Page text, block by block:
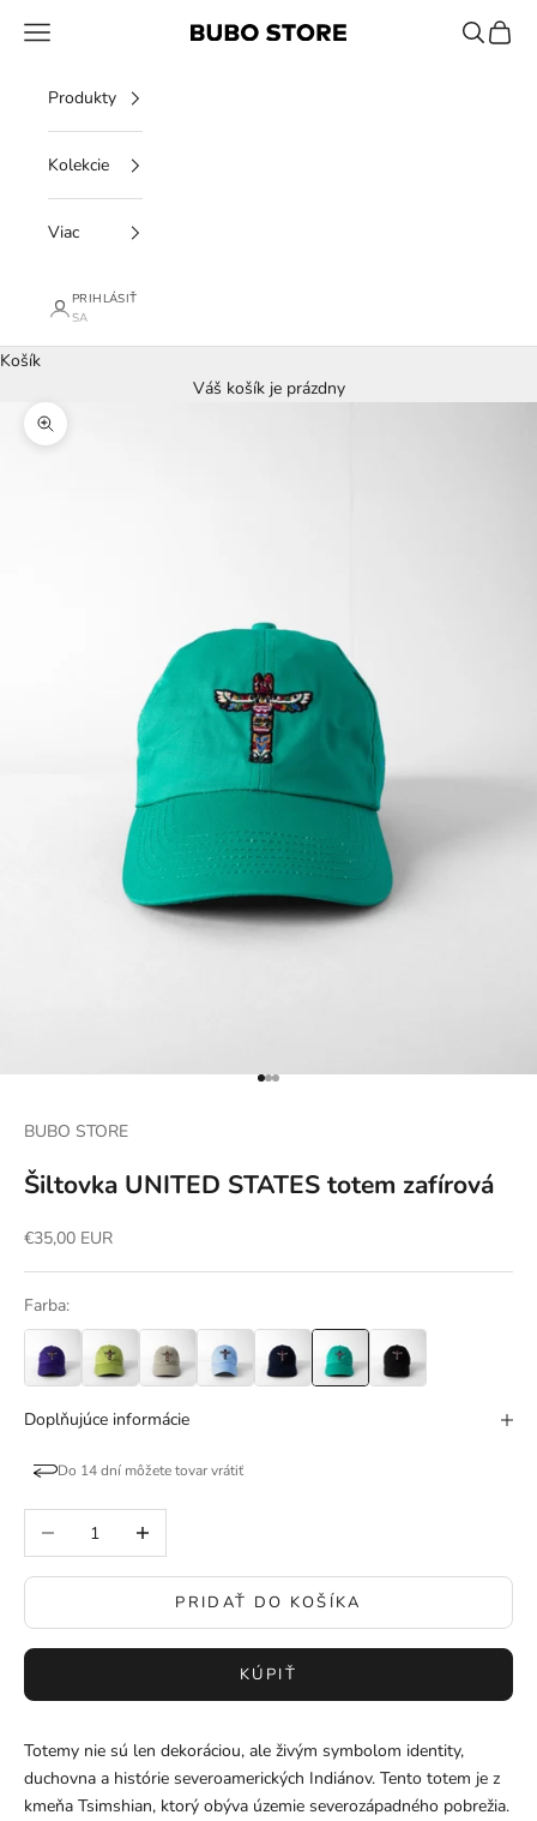
BUBO STORE
Menu Hľadať
Košík
Produkty
Kolekcie
Viac
PRIHLÁSIŤ
SA
Košík
Váš košík je prázdny
Priblížiť
Prejsť na položku 1
Prejsť na položku 2
Prejsť na položku 3
BUBO STORE
Šiltovka UNITED STATES totem zafírová
Predajná cena
€35,00 EUR
Farba:
Doplňujúce informácie
Do 14 dní môžete tovar vrátiť
Znížiť množstvoZvýšiť množstvo
PRIDAŤ DO KOŠÍKA
KÚPIŤ
Totemy nie sú len dekoráciou, ale živým symbolom identity,
duchovna a histórie severoamerických Indiánov. Tento totem je z
kmeňa Tsimshian, ktorý obýva územie severozápadného pobrežia.